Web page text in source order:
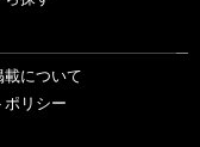
載について
ポリシー